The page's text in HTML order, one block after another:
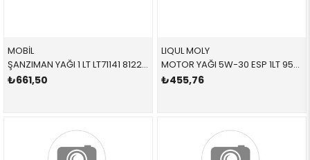
MOBİL
ŞANZIMAN YAĞI 1 LT LT71141 81229400272 83222305396 E30,E31,E32,E34,E36,E38,E39,E46,E53,E60,E61,E63,E6 SARI ATF LT71141 1 LİTRE
₺661,50
LIQUL MOLY
MOTOR YAĞI 5W-30 ESP 1LT 9506 83212365933 83212365933 E46,E53,E60,E61,E63,E64,E65,E66,E70,E71,E72,E81,E8 1 LİTRE
₺455,76